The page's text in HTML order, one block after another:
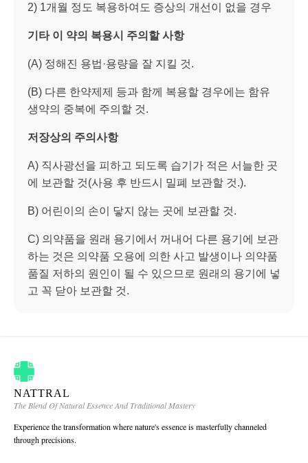
2) 1개월 정도 복용하여도 증상의 개선이 없을 경우
기타 이 약의 복용시 주의할 사항
(A) 정해진 용법·용량을 잘 지킬 것.
(B) 다른 한약제제 등과 함께 복용할 경우에는 함유
생약의 중복에 주의할 것.
저장상의 주의사항
A) 직사광선을 피하고 되도록 습기가 적은 서늘한 곳
에 보관할 것(사용 후 반드시 밀폐 보관할 것.).
B) 어린이의 손이 닿지 않는 곳에 보관할 것.
C) 의약품을 원래 용기에서 꺼내어 다른 용기에 보관
하는 것은 의약품 오용에 의한 사고 발생이나 의약품
품질 저하의 원인이 될 수 있으므로 원래의 용기에 넣
고 꼭 닫아 보관할 것.
NATTRAL
The Blend Of Natural Essence And Traditional Mastery
Experience the transformation where nature's essence is masterfully channeled
through precisions.